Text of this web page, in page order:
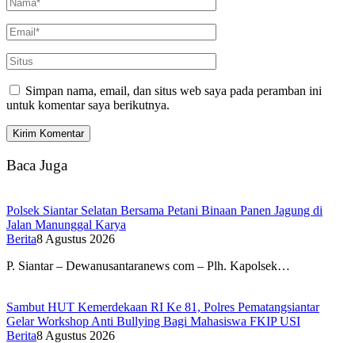
Simpan nama, email, dan situs web saya pada peramban ini
untuk komentar saya berikutnya.
Baca Juga
Polsek Siantar Selatan Bersama Petani Binaan Panen Jagung di
Jalan Manunggal Karya
Berita8 Agustus 2026
P. Siantar – Dewanusantaranews com – Plh. Kapolsek…
Sambut HUT Kemerdekaan RI Ke 81, Polres Pematangsiantar
Gelar Workshop Anti Bullying Bagi Mahasiswa FKIP USI
Berita8 Agustus 2026